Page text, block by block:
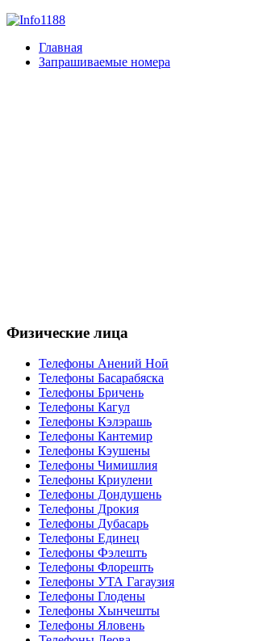
Главная
Запрашиваемые номера
Физические лица
Телефоны Анений Ноӣ
Телефоны Басарабяска
Телефоны Бричень
Телефоны Кагул
Телефоны Кэлэрашь
Телефоны Кантемир
Телефоны Кэушены
Телефоны Чимишлия
Телефоны Криулени
Телефоны Дондушень
Телефоны Дрокия
Телефоны Дубасарь
Телефоны Единец
Телефоны Фэлешть
Телефоны Флорешть
Телефоны УТА Гагаузия
Телефоны Глодены
Телефоны Хынчешты
Телефоны Яловень